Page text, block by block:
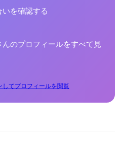
を確認する
んのプロフィールをすべて見
してプロフィールを閲覧